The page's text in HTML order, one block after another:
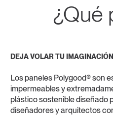
¿Qué
DEJA VOLAR TU IMAGINACIÓN
Los paneles Polygood® son
impermeables y
plástico sostenible diseñado
diseñadores y arquitectos